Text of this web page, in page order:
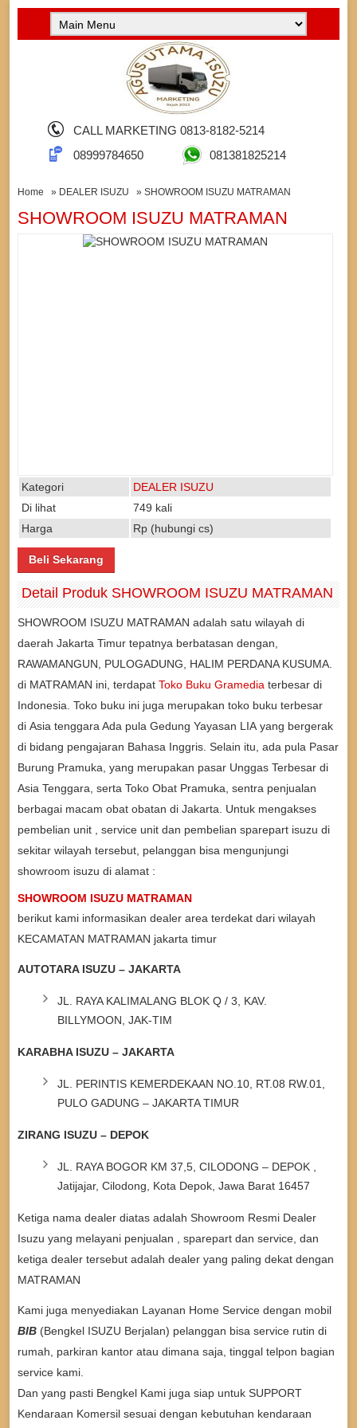
CALL MARKETING 0813-8182-5214
08999784650
081381825214
Home » DEALER ISUZU » SHOWROOM ISUZU MATRAMAN
SHOWROOM ISUZU MATRAMAN
Kategori
DEALER ISUZU
Di lihat
749 kali
Harga
Rp (hubungi cs)
Beli Sekarang
Detail Produk SHOWROOM ISUZU MATRAMAN
SHOWROOM ISUZU MATRAMAN adalah satu wilayah di
daerah Jakarta Timur tepatnya berbatasan dengan,
RAWAMANGUN, PULOGADUNG, HALIM PERDANA KUSUMA.
di MATRAMAN ini, terdapatToko Buku Gramedia terbesar di
Indonesia. Toko buku ini juga merupakan toko buku terbesar
di Asia tenggara Ada pula Gedung Yayasan LIA yang bergerak
di bidang pengajaran Bahasa Inggris. Selain itu, ada pula Pasar
Burung Pramuka, yang merupakan pasar Unggas Terbesar di
Asia Tenggara, serta Toko Obat Pramuka, sentra penjualan
berbagai macam obat obatan di Jakarta. Untuk mengakses
pembelian unit , service unit dan pembelian sparepart isuzu di
sekitar wilayah tersebut, pelanggan bisa mengunjungi
showroom isuzu di alamat :
SHOWROOM ISUZU MATRAMAN
berikut kami informasikan dealer area terdekat dari wilayah
KECAMATAN MATRAMAN jakarta timur
AUTOTARA ISUZU – JAKARTA
JL. RAYA KALIMALANG BLOK Q / 3, KAV.
BILLYMOON, JAK-TIM
KARABHA ISUZU – JAKARTA
JL. PERINTIS KEMERDEKAAN NO.10, RT.08 RW.01,
PULO GADUNG – JAKARTA TIMUR
ZIRANG ISUZU – DEPOK
JL. RAYA BOGOR KM 37,5, CILODONG – DEPOK ,
Jatijajar, Cilodong, Kota Depok, Jawa Barat 16457
Ketiga nama dealer diatas adalah Showroom Resmi Dealer
Isuzu yang melayani penjualan , sparepart dan service, dan
ketiga dealer tersebut adalah dealer yang paling dekat dengan
MATRAMAN
Kami juga menyediakan Layanan Home Service dengan mobil
BIB (Bengkel ISUZU Berjalan) pelanggan bisa service rutin di
rumah, parkiran kantor atau dimana saja, tinggal telpon bagian
service kami.
Dan yang pasti Bengkel Kami juga siap untuk SUPPORT
Kendaraan Komersil sesuai dengan kebutuhan kendaraan